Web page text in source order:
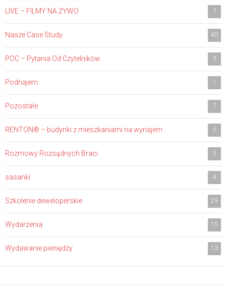
LIVE – FILMY NA ŻYWO 7
Nasze Case Study 40
POC – Pytania Od Czytelników 3
Podnajem 1
Pozostałe 7
RENTON® – budynki z mieszkaniami na wynajem 6
Rozmowy Rozsądnych Braci 5
sasanki 4
Szkolenie deweloperskie 29
Wydarzenia 15
Wydawanie pieniędzy 13